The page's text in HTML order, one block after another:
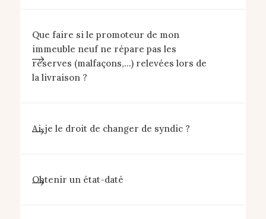
Que faire si le promoteur de mon
immeuble neuf ne répare pas les
réserves (malfaçons,...) relevées lors de
la livraison ?
Ai-je le droit de changer de syndic ?
Obtenir un état-daté